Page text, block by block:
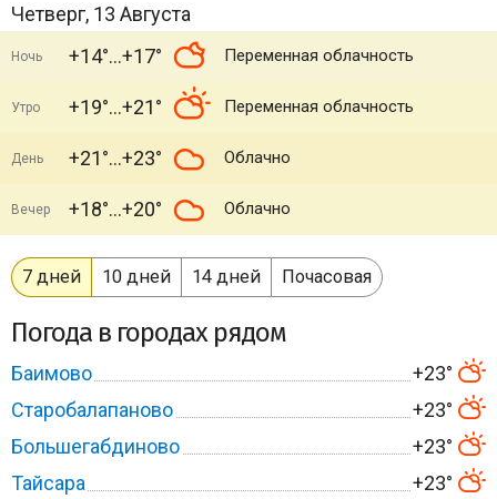
Четверг, 13 Августа
Ночь +14° +17° Переменная облачность
Утро +19° +21° Переменная облачность
День +21° +23° Облачно
Вечер +18° +20° Облачно
7 дней 10 дней 14 дней Почасовая
Погода в городах рядом
Баимово
+23°
Старобалапаново
+23°
Большегабдиново
+23°
Тайсара
+23°